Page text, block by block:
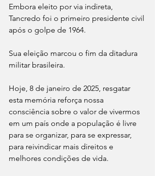
Embora eleito por via indireta,
Tancredo foi o primeiro presidente civil
após o golpe de 1964.
Sua eleição marcou o fim da ditadura
militar brasileira.
Hoje, 8 de janeiro de 2025, resgatar
esta memória reforça nossa
consciência sobre o valor de vivermos
em um país onde a população é livre
para se organizar, para se expressar,
para reivindicar mais direitos e
melhores condições de vida.